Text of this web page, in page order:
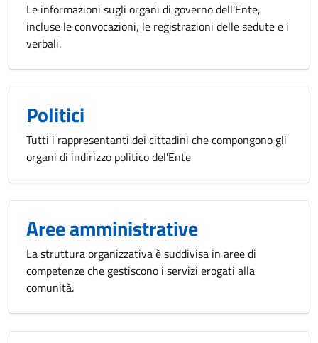
Le informazioni sugli organi di governo dell'Ente,
incluse le convocazioni, le registrazioni delle sedute e i
verbali.
Politici
Tutti i rappresentanti dei cittadini che compongono gli
organi di indirizzo politico del'Ente
Aree amministrative
La struttura organizzativa è suddivisa in aree di
competenze che gestiscono i servizi erogati alla
comunità.